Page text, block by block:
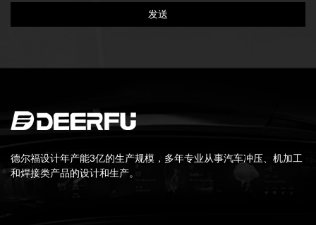
德尔福设计年产能3亿的生产规模，多年专业从事汽车冲压、机加工
和焊接类产品的设计和生产。